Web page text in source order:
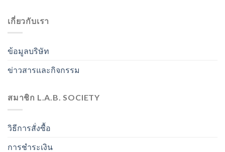
เกี่ยวกับเรา
ข้อมูลบริษัท
ข่าวสารและกิจกรรม
สมาชิก L.A.B. SOCIETY
วิธีการสั่งซื้อ
การชำระเงิน